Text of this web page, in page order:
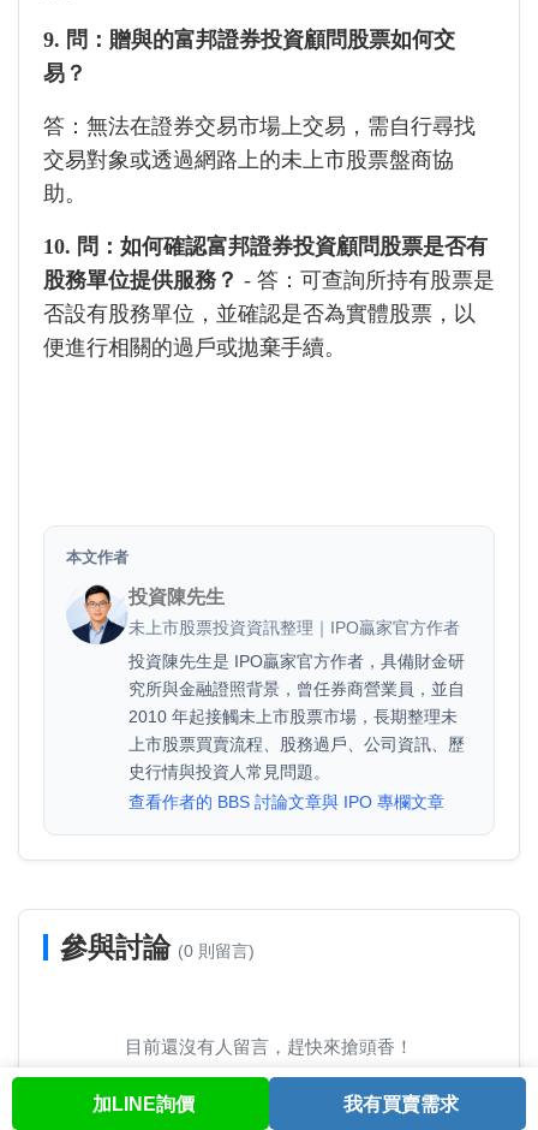
股票查詢 與我聯繫 會員中心
9. 問：贈與的富邦證券投資顧問股票如何交
易？
答：無法在證券交易市場上交易，需自行尋找
交易對象或透過網路上的未上市股票盤商協
助。
10. 問：如何確認富邦證券投資顧問股票是否有
股務單位提供服務？ - 答：可查詢所持有股票是
否設有股務單位，並確認是否為實體股票，以
便進行相關的過戶或拋棄手續。
本文作者
投資陳先生
未上市股票投資資訊整理｜IPO贏家官方作者
投資陳先生是 IPO贏家官方作者，具備財金研
究所與金融證照背景，曾任券商營業員，並自
2010 年起接觸未上市股票市場，長期整理未
上市股票買賣流程、股務過戶、公司資訊、歷
史行情與投資人常見問題。
查看作者的 BBS 討論文章與 IPO 專欄文章
參與討論 (0 則留言)
目前還沒有人留言，趕快來搶頭香！
加LINE詢價 我有買賣需求